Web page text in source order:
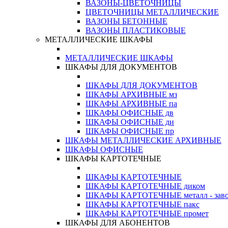
ВАЗОНЫ-ЦВЕТОЧНИЦЫ
ЦВЕТОЧНИЦЫ МЕТАЛЛИЧЕСКИЕ
ВАЗОНЫ БЕТОННЫЕ
ВАЗОНЫ ПЛАСТИКОВЫЕ
МЕТАЛЛИЧЕСКИЕ ШКАФЫ
МЕТАЛЛИЧЕСКИЕ ШКАФЫ
ШКАФЫ ДЛЯ ДОКУМЕНТОВ
ШКАФЫ ДЛЯ ДОКУМЕНТОВ
ШКАФЫ АРХИВНЫЕ мз
ШКАФЫ АРХИВНЫЕ па
ШКАФЫ ОФИСНЫЕ дв
ШКАФЫ ОФИСНЫЕ ди
ШКАФЫ ОФИСНЫЕ пр
ШКАФЫ МЕТАЛЛИЧЕСКИЕ АРХИВНЫЕ
ШКАФЫ ОФИСНЫЕ
ШКАФЫ КАРТОТЕЧНЫЕ
ШКАФЫ КАРТОТЕЧНЫЕ
ШКАФЫ КАРТОТЕЧНЫЕ диком
ШКАФЫ КАРТОТЕЧНЫЕ металл -
ШКАФЫ КАРТОТЕЧНЫЕ пакс
ШКАФЫ КАРТОТЕЧНЫЕ промет
ШКАФЫ ДЛЯ АБОНЕНТОВ